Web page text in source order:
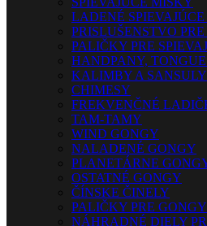
LADENÉ
PRISLUŠENSTVO
PALIČKY PRE
HANDPANY,
KALIMBY A SANSULY
CHIMESY
FREKVENČNÉ
TAM-TAMY
WIND GONGY
NALADENÉ GONGY
PLANETÁRNE
OSTATNÉ GONGY
ČÍNSKE ČINELY
PALIČKY PRE GONGY
NÁHRADNÉ DIELY